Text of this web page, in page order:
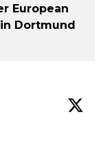
European
Dortmund